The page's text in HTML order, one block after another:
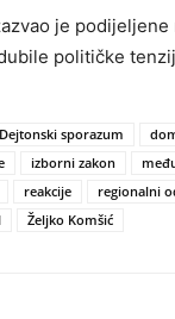
je
političke
Dejtonski sporazum
izborni zakon
reakcije regionalni
Željko Komšić